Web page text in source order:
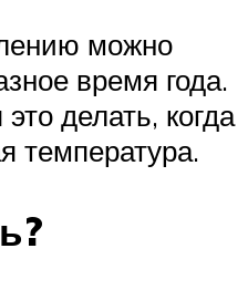
можно
время года.
делать, когда
температура.